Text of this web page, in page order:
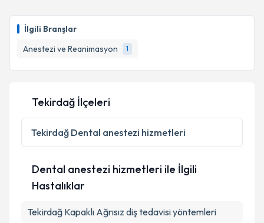
İlgili Branşlar
Anestezi ve Reanimasyon
1
Tekirdağ İlçeleri
Tekirdağ Dental anestezi hizmetleri
Dental anestezi hizmetleri ile İlgili
Hastalıklar
Tekirdağ Kapaklı Ağrısız diş tedavisi yöntemleri